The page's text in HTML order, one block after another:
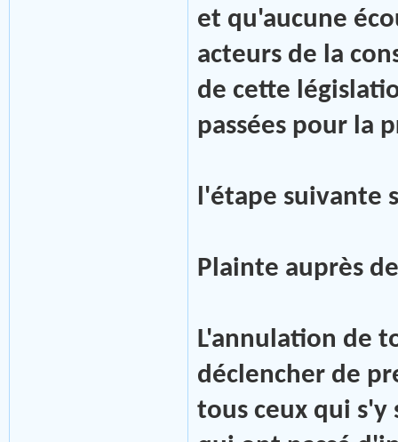
et qu'aucune
acteurs de la
de cette
passées pour la
l'étape suivante
Plainte auprès
L'annulation de
déclencher de
tous ceux qui s'y